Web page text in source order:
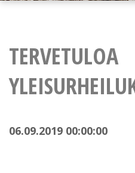
TERVETULOA
06.09.2019 00:00:00